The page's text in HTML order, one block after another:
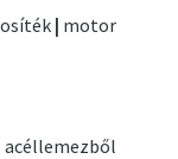
| motor
acéllemezből